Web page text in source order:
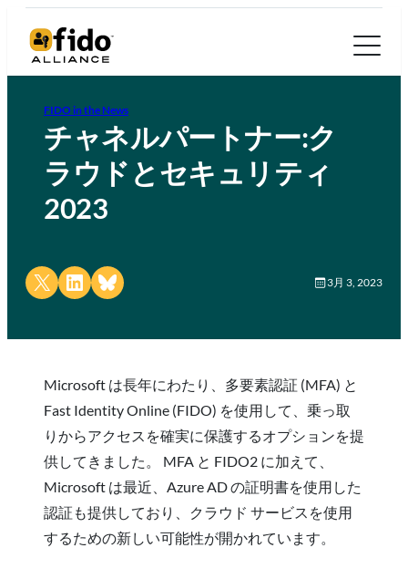
FIDO in the News
チャネルパートナー:ク
ラウドとセキュリティ
2023
Share on X Share on LinkedIn
Share on Bluesky 3月 3, 2023
Microsoft は長年にわたり、多要素認証 (MFA) と
Fast Identity Online (FIDO) を使用して、乗っ取
りからアクセスを確実に保護するオプションを提
供してきました。 MFA と FIDO2 に加えて、
Microsoft は最近、Azure AD の証明書を使用した
認証も提供しており、クラウド サービスを使用
するための新しい可能性が開かれています。